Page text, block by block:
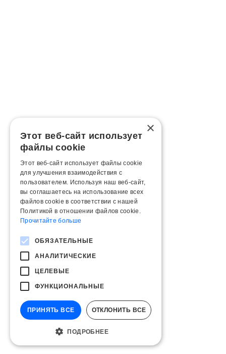
×
Этот веб-сайт использует
файлы cookie
Этот веб-сайт использует файлы cookie
для улучшения взаимодействия с
пользователем. Используя наш веб-сайт,
вы соглашаетесь на использование всех
файлов cookie в соответствии с нашей
Политикой в ​​отношении файлов cookie.
Прочитайте больше
ОБЯЗАТЕЛЬНЫЕ
АНАЛИТИЧЕСКИЕ
ЦЕЛЕВЫЕ
ФУНКЦИОНАЛЬНЫЕ
ПРИНЯТЬ ВСЕ ОТКЛОНИТЬ ВСЕ
ПОДРОБНЕЕ